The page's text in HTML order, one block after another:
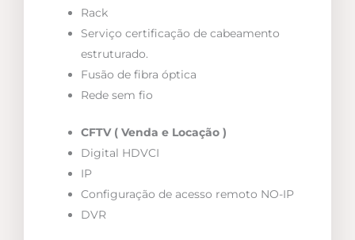
Rack
Serviço certificação de cabeamento
estruturado.
Fusão de fibra óptica
Rede sem fio
CFTV ( Venda e Locação )
Digital HDVCI
IP
Configuração de acesso remoto NO-IP
DVR